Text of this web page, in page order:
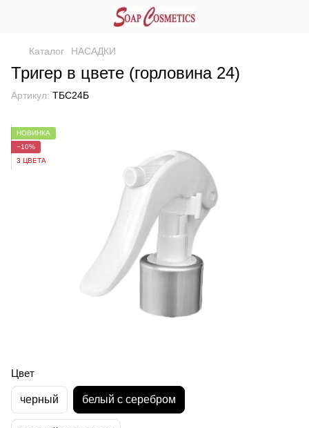
Каталог НАСАДКИ
Тригер в цвете (горловина 24)
Артикул: ТБС24Б
НОВИНКА
−10%
3 ЦВЕТА
Цвет
черный белый с серебром